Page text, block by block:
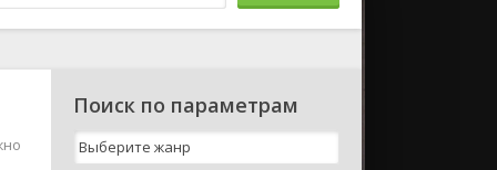
Поиск по параметрам